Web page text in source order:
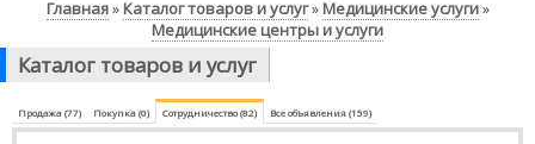
Главная» Каталог товаров и услуг» Медицинские услуги»
Медицинские центры и услуги
Каталог товаров и услуг
Продажа (77) Покупка (0) Сотрудничество (82) Все объявления (159)